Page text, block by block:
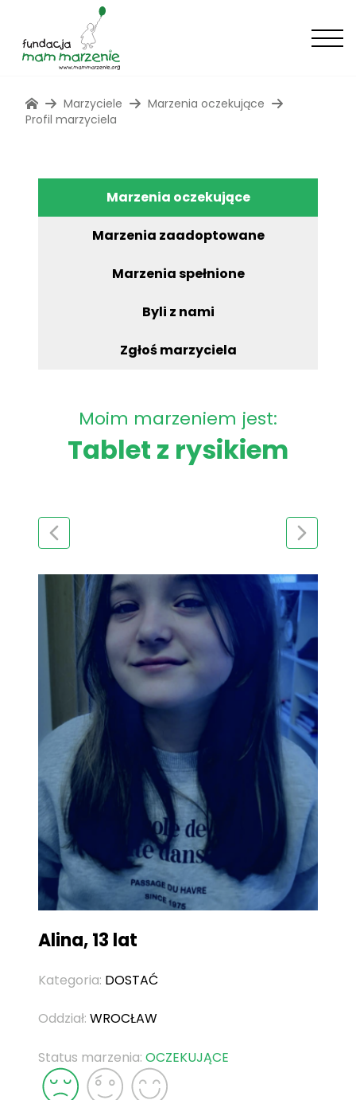
Marzyciele
Marzenia oczekujące
Profil marzyciela
Marzenia oczekujące
Marzenia zaadoptowane
Marzenia spełnione
Byli z nami
Zgłoś marzyciela
Moim marzeniem jest:
Tablet z rysikiem
Alina, 13 lat
Kategoria: DOSTAĆ
Oddział: WROCŁAW
Status marzenia: OCZEKUJĄCE